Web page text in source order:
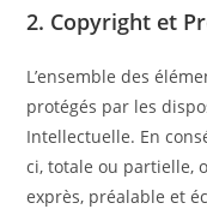
2. Copyright et
L’ensemble des
protégés par les
Intellectuelle. En
ci, totale ou partielle,
exprès, préalable et